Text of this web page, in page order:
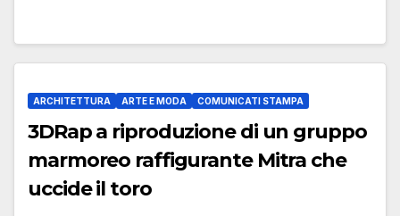
ARCHITETTURA ARTE E MODA COMUNICATI STAMPA
3DRap a riproduzione di un gruppo
marmoreo raffigurante Mitra che
uccide il toro